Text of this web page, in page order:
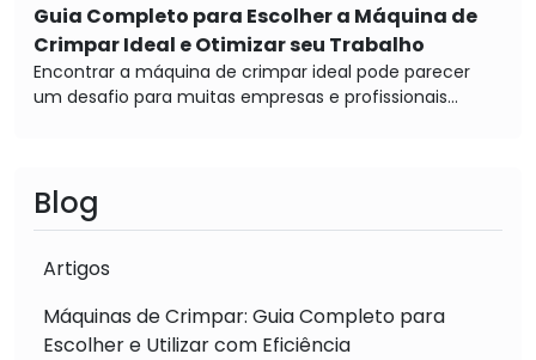
Guia Completo para Escolher a Máquina de
Crimpar Ideal e Otimizar seu Trabalho
Encontrar a máquina de crimpar ideal pode parecer
um desafio para muitas empresas e profissionais...
Blog
Artigos
Máquinas de Crimpar: Guia Completo para
Escolher e Utilizar com Eficiência